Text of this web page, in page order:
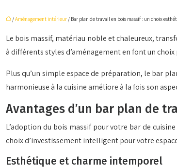
/Aménagement intérieur / Bar plan de travail en bois massif : un choix
Le bois massif, matériau noble et chaleureux,
à différents styles d’aménagement en font un
Plus qu’un simple espace de préparation, le bar
harmonieuse à la cuisine améliore à la fois son
Avantages d’un bar plan de
L’adoption du bois massif pour votre bar de
choix d’investissement intelligent pour votre
Esthétique et charme intemporel